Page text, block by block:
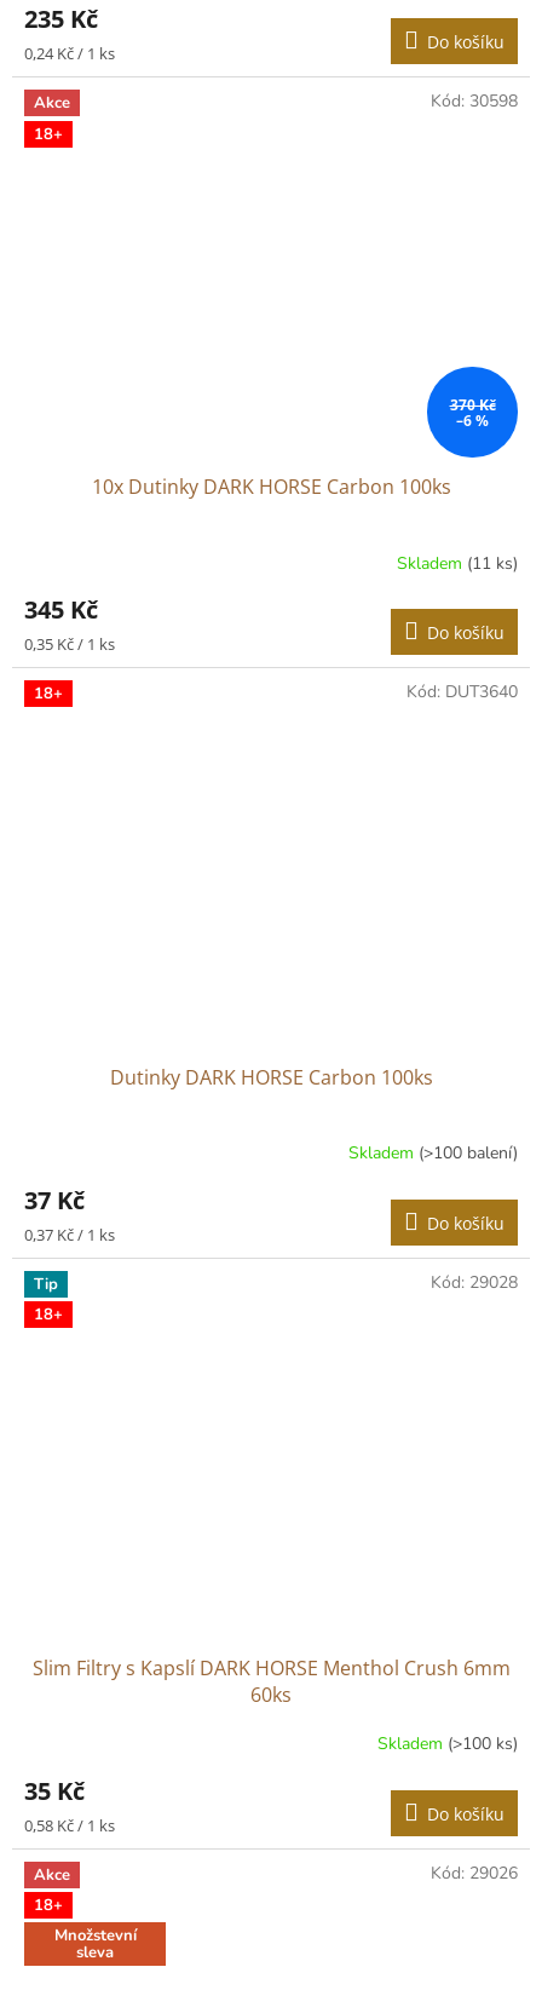
235 Kč
Měrná
cena:
0,24 Kč / 1 ks Do košíku
Akce
18+
370 Kč
–6 %
10x Dutinky DARK HORSE Carbon 100ks
Skladem (11 ks)
345 Kč
Měrná
cena:
0,35 Kč / 1 ks Do košíku
Kód: 30598
18+
Dutinky DARK HORSE Carbon 100ks
Skladem (>100 balení)
37 Kč
Měrná
cena:
0,37 Kč / 1 ks Do košíku
Kód: DUT3640
Tip
18+
Slim Filtry s Kapslí DARK HORSE Menthol Crush 6mm
60ks
produktu
je
5,0
z
5
hvězdiček.
Skladem (>100 ks)
35 Kč
Měrná
cena:
0,58 Kč / 1 ks Do košíku
Kód: 29028
Akce
18+
Množstevní
sleva
Kód: 29026